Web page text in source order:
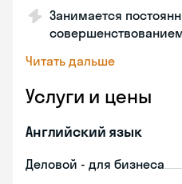
Занимается
Читать дальше
Услуги и цены
Английский язык
Деловой - для бизнеса